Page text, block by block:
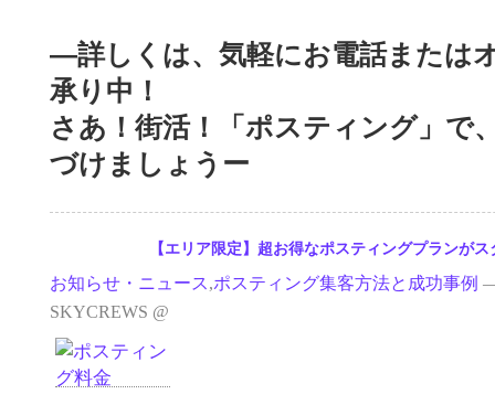
—詳しくは、気軽にお電話または
承り中！
さあ！街活！「ポスティング」で
づけましょうー
【エリア限定】超お得なポスティングプランがス
お知らせ・ニュース,ポスティング集客方法と成功事例
SKYCREWS @